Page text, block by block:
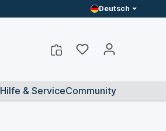
Deutsch
Hilfe & ServiceCommunity